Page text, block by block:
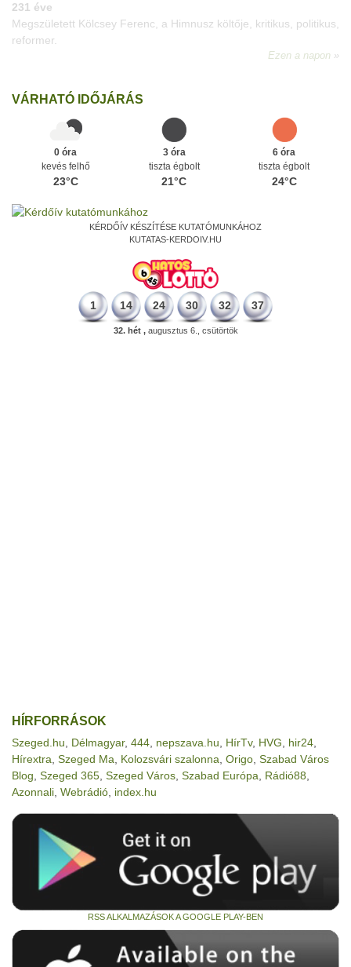
331 éve
Megszületett Mikes Kelemen memoáríró, műfordító, a XVIII.
századi magyar prózairodalom legnagyobb alakja.
Ezen a napon
VÁRHATÓ IDŐJÁRÁS
0 óra
kevés felhő
23°C
3 óra
tiszta égbolt
21°C
6 óra
tiszta égbolt
24°C
KÉRDŐÍV KÉSZÍTÉSE KUTATÓMUNKÁHOZ
KUTATAS-KERDOIV.HU
1 14 24 30 32 37
32. hét ,augusztus 6., csütörtök
HÍRFORRÁSOK
Szeged.hu Délmagyar, 444 nepszava.hu HírTv, HVG hir24
Hírextra Szeged Ma Kolozsvári szalonna Origo Szabad Város
Blog Szeged 365 Szeged Város Szabad Európa Rádió88
Azonnali Webrádió index.hu
RSS ALKALMAZÁSOK A GOOGLE PLAY-BEN